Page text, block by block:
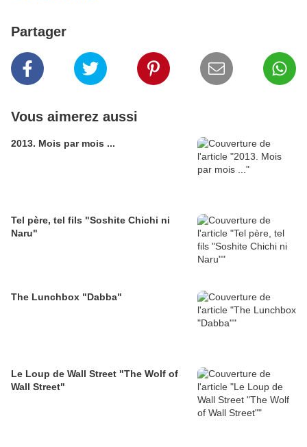
Partager
Vous aimerez aussi
2013. Mois par mois ...
Tel père, tel fils "Soshite Chichi ni
Naru"
The Lunchbox "Dabba"
Le Loup de Wall Street "The Wolf of
Wall Street"